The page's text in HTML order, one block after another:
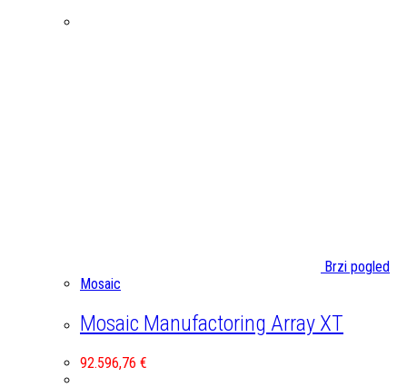
Brzi pogled
Mosaic
Mosaic Manufactoring Array XT
92.596,76 €